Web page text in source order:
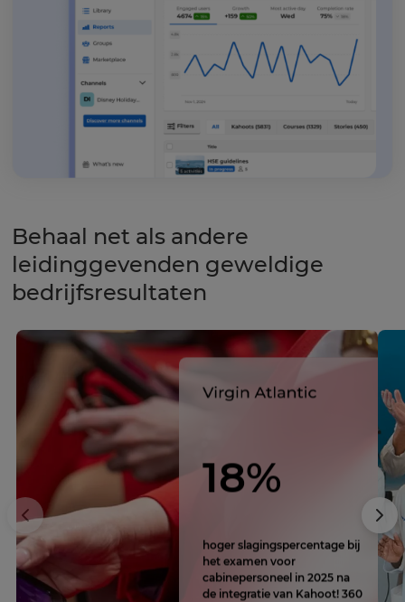
Behaal net als andere
leidinggevenden geweldige
bedrijfsresultaten
18%
hoger slagingspercentage bij
het examen voor
cabinepersoneel in 2025 na
de integratie van Kahoot! 360